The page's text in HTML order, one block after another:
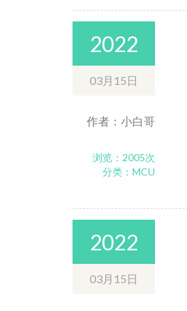
2022
03月15日
作者：小白哥
浏览：2005次
分类：MCU
2022
03月15日